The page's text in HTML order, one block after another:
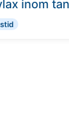
inom